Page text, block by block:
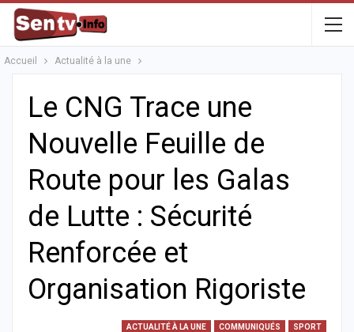
Accueil Actualité à la une
Le CNG Trace une
Nouvelle Feuille de
Route pour les Galas
de Lutte : Sécurité
Renforcée et
Organisation Rigoriste
ACTUALITÉ À LA UNE COMMUNIQUÉS SPORT